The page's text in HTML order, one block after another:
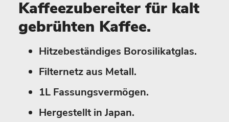
Kaffeezubereiter für kalt
gebrühten Kaffee.
Hitzebeständiges Borosilikatglas.
Filternetz aus Metall.
1L Fassungsvermögen.
Hergestellt in Japan.